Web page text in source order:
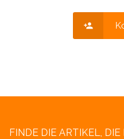
FINDE DIE ARTIKEL,